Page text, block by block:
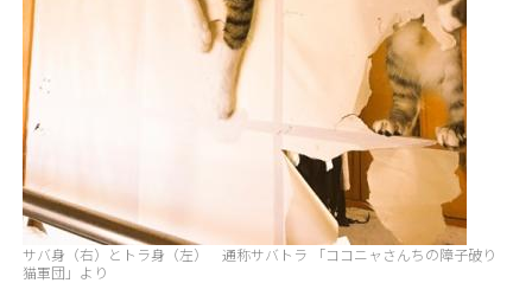
サバ身（右）とトラ身（左） 通称サバトラ 「ココニャさんちの障子破り
猫軍団」より